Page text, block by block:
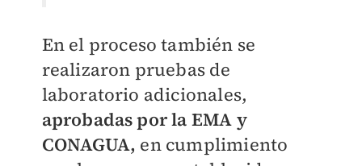
En el proceso también se
realizaron pruebas de
laboratorio adicionales,
aprobadas por la EMA y
CONAGUA, en cumplimiento